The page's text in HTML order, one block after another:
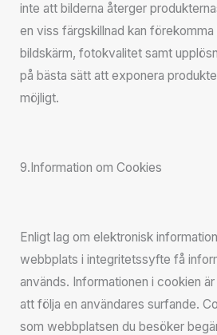
inte att bilderna återger
en viss färgskillnad kan
bildskärm, fotokvalitet samt
på bästa sätt att exponera
möjligt.
9.Information om Cookies
Enligt lag om elektronisk
webbplats i integritetssyfte få
används. Informationen i cookien
att följa en användares surfande.
som webbplatsen du besöker